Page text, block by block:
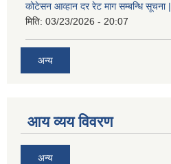
कोटेसन आव्हान दर रेट माग सम्बन्धि सूचना |
मिति: 03/23/2026 - 20:07
अन्य
आय व्यय विवरण
अन्य